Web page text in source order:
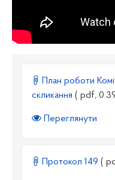
План роботи
скликання ( pdf,
Переглянути
Протокол 149 (